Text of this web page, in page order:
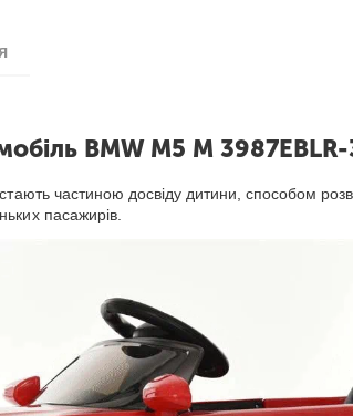
BMW M5 M 3987EBLR-
частиною досвіду дитини, способом
пасажирів.